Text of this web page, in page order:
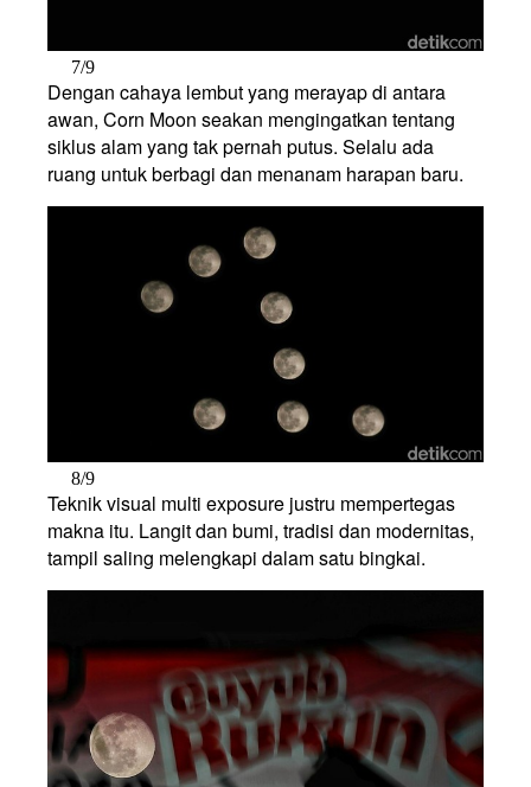
7/9
Dengan cahaya lembut yang merayap di antara
awan, Corn Moon seakan mengingatkan tentang
siklus alam yang tak pernah putus. Selalu ada
ruang untuk berbagi dan menanam harapan baru.
8/9
Teknik visual multi exposure justru mempertegas
makna itu. Langit dan bumi, tradisi dan modernitas,
tampil saling melengkapi dalam satu bingkai.